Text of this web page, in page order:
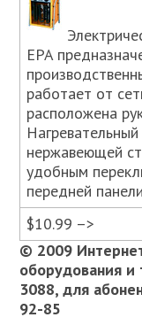
EPA
работает от
расположена
нержавеющей
удобным
передней
$10.99 –>
© 2009
оборудования
3088, для
92-85